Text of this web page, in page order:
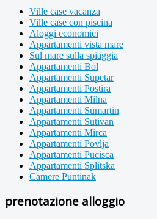
Ville case vacanza
Ville case con piscina
Aloggi economici
Appartamenti vista mare
Sul mare sulla spiaggia
Appartamenti Bol
Appartamenti Supetar
Appartamenti Postira
Appartamenti Milna
Appartamenti Sumartin
Appartamenti Sutivan
Appartamenti Mirca
Appartamenti Povlja
Appartamenti Pucisca
Appartamenti Splitska
Camere Puntinak
prenotazione alloggio